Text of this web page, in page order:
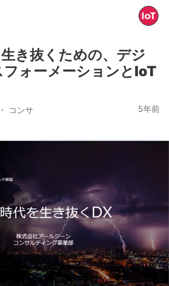
き抜くための、デジ
ォーメーションとIoT
コンサ
5年前